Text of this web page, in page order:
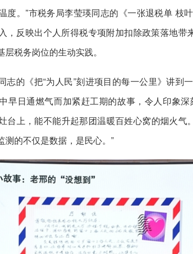
度。”市税务局李莹瑛同志的《一张退税单 枝
，反映出个人所得税专项附加扣除政策落地带
税务岗位的生动实践。
志的《把“为人民”刻进项目的每一公里》讲到
早日通燃气而加紧赶工期的故事，令人印象
台上，能不能升起那团温暖百姓心窝的烟火气
测的不仅是数据，是民心。”